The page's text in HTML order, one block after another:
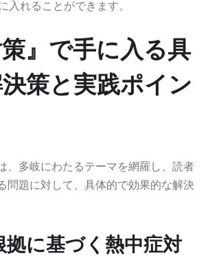
入れることができます。
策』で手に入る具
策と実践ポイン
、多岐にわたるテーマを網羅し、読者
問題に対して、具体的で効果的な解決
拠に基づく熱中症対